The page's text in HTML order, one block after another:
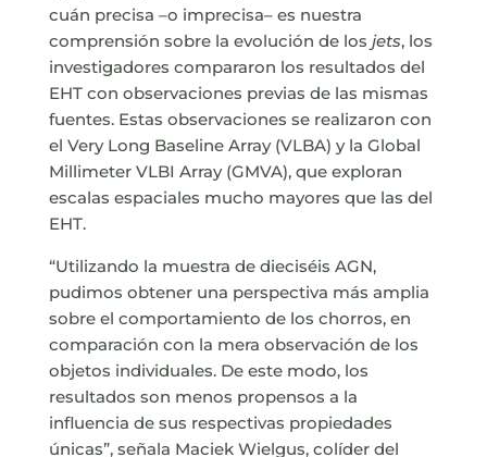
cuán precisa –o imprecisa– es nuestra
comprensión sobre la evolución de los jets, los
investigadores compararon los resultados del
EHT con observaciones previas de las mismas
fuentes. Estas observaciones se realizaron con
el Very Long Baseline Array (VLBA) y la Global
Millimeter VLBI Array (GMVA), que exploran
escalas espaciales mucho mayores que las del
EHT.
“Utilizando la muestra de dieciséis AGN,
pudimos obtener una perspectiva más amplia
sobre el comportamiento de los chorros, en
comparación con la mera observación de los
objetos individuales. De este modo, los
resultados son menos propensos a la
influencia de sus respectivas propiedades
únicas”, señala Maciek Wielgus, colíder del